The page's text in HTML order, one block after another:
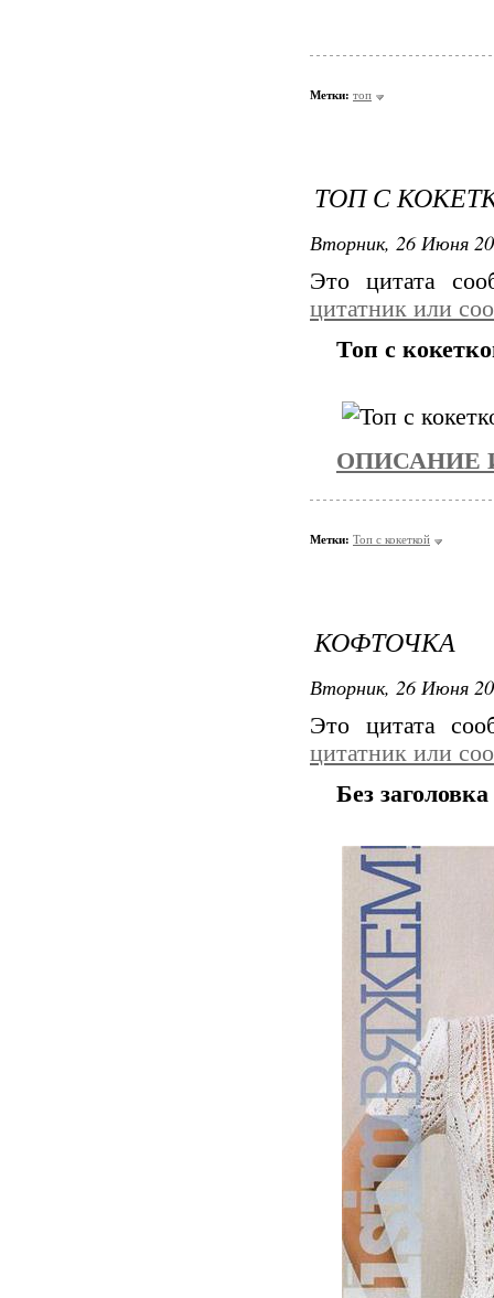
Метки: топ
ТОП С
Вторник, 26 Июня
Это цитата
цитатник или
Топ с
ОПИСАНИЕ
Метки: Топ с кокеткой
КОФТОЧКА
Вторник, 26 Июня
Это цитата
цитатник или
Без заголовка